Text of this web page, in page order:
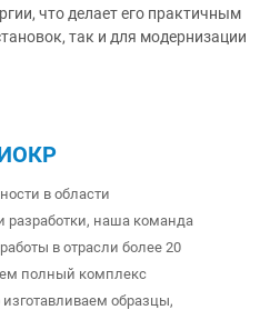
что делает его практичным
так и для модернизации
в области
разработки, наша команда
в отрасли более 20
полный комплекс
образцы,